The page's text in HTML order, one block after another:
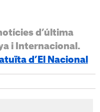
d’última
i Internacional.
d’El Nacional